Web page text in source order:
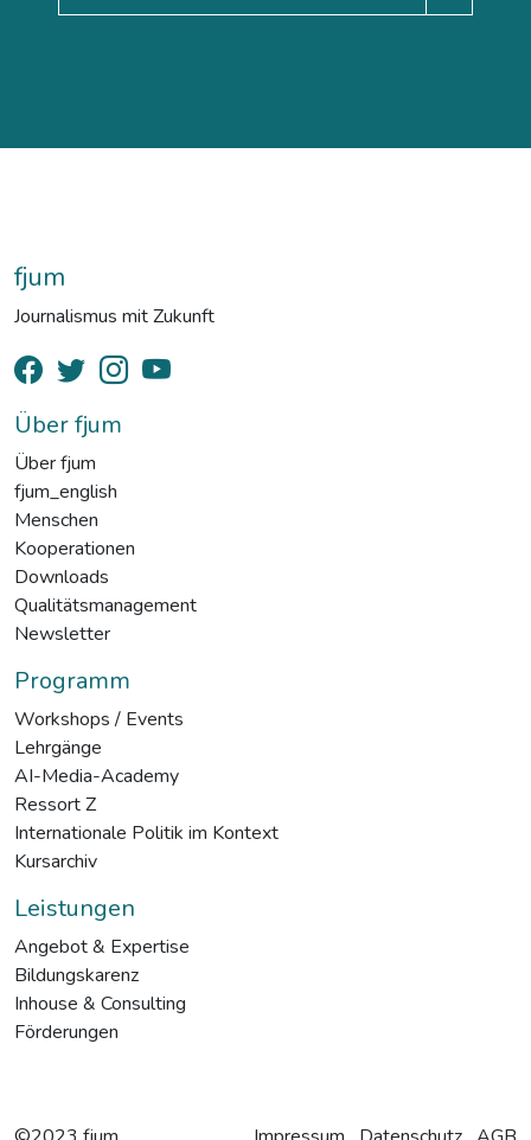
fjum
Journalismus mit Zukunft
Über fjum
Über fjum
fjum_english
Menschen
Kooperationen
Downloads
Qualitätsmanagement
Newsletter
Programm
Workshops / Events
Lehrgänge
AI-Media-Academy
Ressort Z
Internationale Politik im Kontext
Kursarchiv
Leistungen
Angebot & Expertise
Bildungskarenz
Inhouse & Consulting
Förderungen